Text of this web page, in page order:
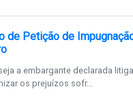
de Petição de
a embargante declarada
os prejuízos sofr...